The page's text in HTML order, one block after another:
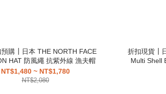
預購┃日本 THE NORTH FACE
HAT 防風繩 抗紫外線 漁夫帽
NT$1,480 ~ NT$1,780
NT$2,080
折扣現貨┃
Multi Shell